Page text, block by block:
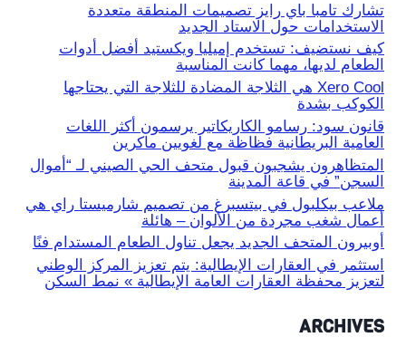
تشارك تامبا باي رايز تصميمات المنطقة متعددة
الاستخدامات حول الاستاد الجديد
كيف نستضيف: تستخدم إميليا ويكستيد أفضل أدوات
الطعام لديها، مهما كانت المناسبة
Xero Cool هي الثلاجة المضادة للثلاجة التي يحتاجها
الكوكب بشدة
قانون سود: رسامو الكاريكاتير يرسمون أكثر اللغات
العامية البريطانية فظاظة مع لغويين ماكرين
المتظاهرون يشجبون قبول متحف الحي الصيني لـ “أموال
السجن” في قاعة المدينة
ملاعب بيكلبول في بيتسبرغ من تصميم شارميستا راي هي
أعمال شغب مجردة من الألوان – هائلة
أوبيرون المتحف الجديد يجعل تناول الطعام المستدام فنًا
استثمر في العقارات الإيطالية: يتم تعزيز المركز الوطني
لتعزيز محفظة العقارات العامة الإيطالية » نمط السكن
ARCHIVES